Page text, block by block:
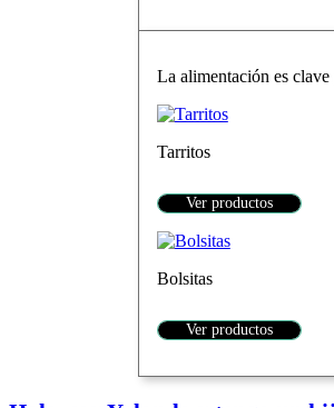
La alimentación es
Tarritos
Ver productos
Bolsitas
Ver productos